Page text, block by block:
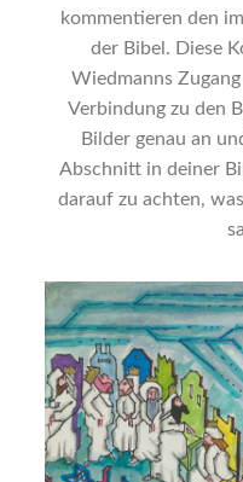
kommentieren den
der Bibel. Diese
Wiedmanns
Verbindung zu den
Bilder genau an
Abschnitt in deiner
darauf zu achten,